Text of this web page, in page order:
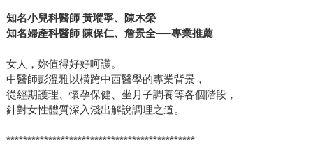
知名小兒科醫師 黃瑽寧、陳木榮
知名婦產科醫師 陳保仁、詹景全──專業推薦
女人，妳值得好好呵護。
中醫師彭溫雅以橫跨中西醫學的專業背景，
從經期護理、懷孕保健、坐月子調養等各個階段，
針對女性體質深入淺出解說調理之道。
*********************************************